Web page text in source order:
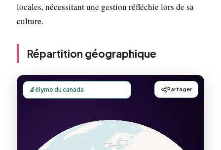
locales, nécessitant une gestion réfléchie lors de sa
culture.
Répartition géographique